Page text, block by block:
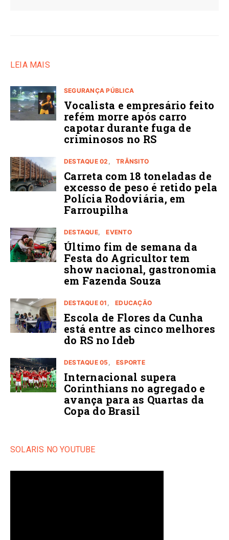
LEIA MAIS
SEGURANÇA PÚBLICA
Vocalista e empresário feito
refém morre após carro
capotar durante fuga de
criminosos no RS
DESTAQUE 02 TRÂNSITO
Carreta com 18 toneladas de
excesso de peso é retido pela
Polícia Rodoviária, em
Farroupilha
DESTAQUE EVENTO
Último fim de semana da
Festa do Agricultor tem
show nacional, gastronomia
em Fazenda Souza
DESTAQUE 01 EDUCAÇÃO
Escola de Flores da Cunha
está entre as cinco melhores
do RS no Ideb
DESTAQUE 05 ESPORTE
Internacional supera
Corinthians no agregado e
avança para as Quartas da
Copa do Brasil
SOLARIS NO YOUTUBE